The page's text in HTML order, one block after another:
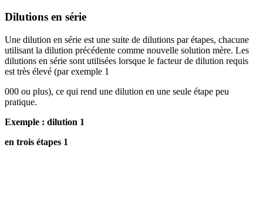
Dilutions en série
Une dilution en série est une suite de dilutions par étapes, chacune
utilisant la dilution précédente comme nouvelle solution mère. Les
dilutions en série sont utilisées lorsque le facteur de dilution requis
est très élevé (par exemple 1
000 ou plus), ce qui rend une dilution en une seule étape peu
pratique.
Exemple : dilution 1
en trois étapes 1